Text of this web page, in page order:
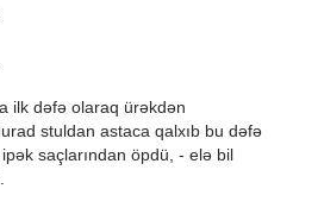
ilk dəfə olaraq ürəkdən
stuldan astaca qalxıb bu dəfə
ipək saçlarından öpdü, - elə bil